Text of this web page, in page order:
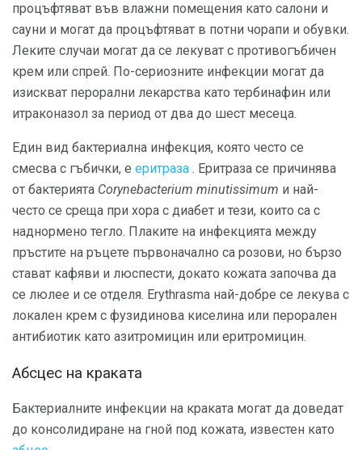
процъфтяват във влажни помещения като салони и
сауни и могат да процъфтяват в потни чорапи и обувки.
Леките случаи могат да се лекуват с противогъбичен
крем или спрей. По-сериозните инфекции могат да
изискват перорални лекарства като тербинафин или
итраконазол за период от два до шест месеца.
Един вид бактериална инфекция, която често се
смесва с гъбички, е еритраза . Еритраза се причинява
от бактерията Corynebacterium minutissimum и най-
често се среща при хора с диабет и тези, които са с
наднормено тегло. Плаките на инфекцията между
пръстите на ръцете първоначално са розови, но бързо
стават кафяви и люспести, докато кожата започва да
се люлее и се отделя. Erythrasma най-добре се лекува с
локален крем с фузидинова киселина или перорален
антибиотик като азитромицин или еритромицин.
Абсцес на краката
Бактериалните инфекции на краката могат да доведат
до консолидиране на гной под кожата, известен като